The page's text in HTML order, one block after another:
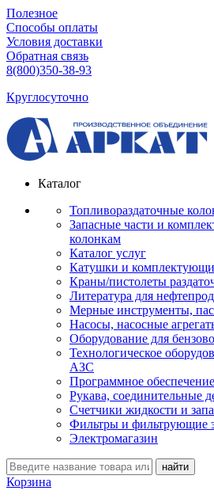
Полезное
Способы оплаты
Условия доставки
Обратная связь
8(800)350-38-93
Круглосуточно
Каталог
Топливораздаточные
Запасные части и
колонкам
Каталог услуг
Катушки и
Краны/пистолеты
Литература для
Мерные инструменты,
Насосы, насосные
Оборудование для
Технологическое
АЗС
Программное обеспечение
Рукава, соединительные
Счетчики жидкости и
Фильтры и фильтрующие
Электромагазин
Корзина